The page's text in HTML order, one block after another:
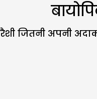
जितनी अपनी